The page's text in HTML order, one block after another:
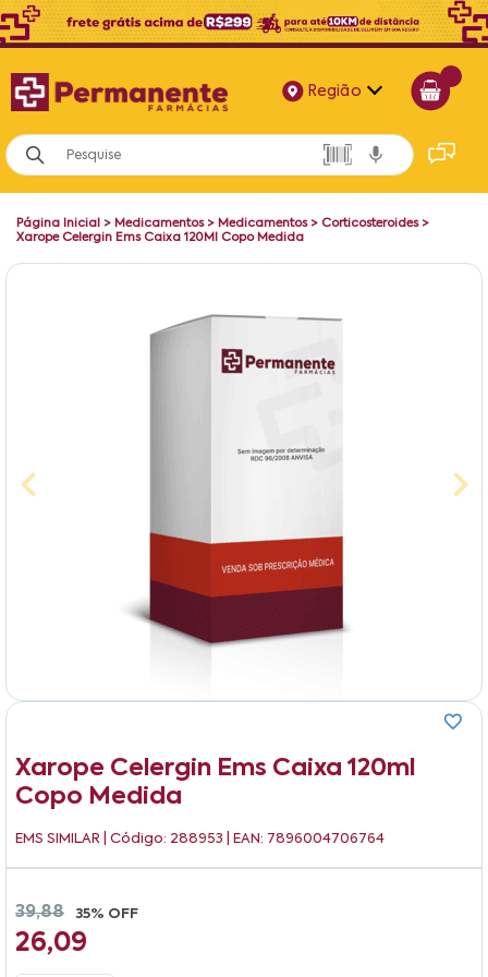
Região
Alagoas
Bahia
Página Inicial > Medicamentos> Medicamentos> Corticosteroides>
Xarope Celergin Ems Caixa 120Ml Copo Medida
Xarope Celergin Ems Caixa 120ml
Copo Medida
EMS SIMILAR | Código: 288953 | EAN: 7896004706764
39,88 35% OFF
26,09